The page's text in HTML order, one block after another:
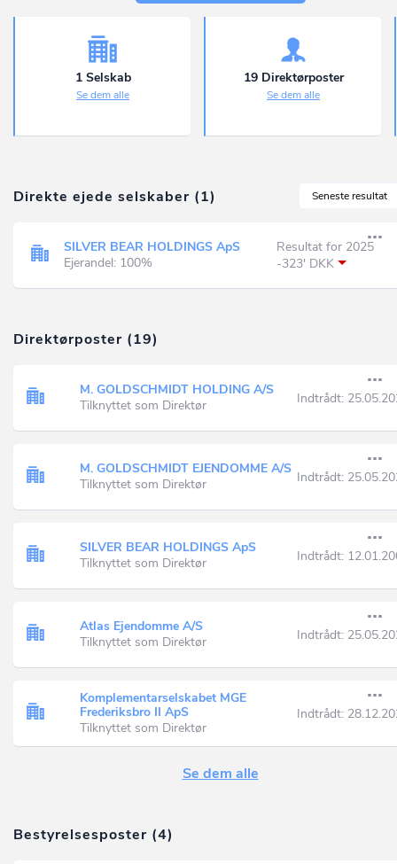
1 Selskab
Se dem alle
19 Direktørposter
Se dem alle
Seneste resultat
Direkte ejede selskaber (1)
SILVER BEAR HOLDINGS ApS
Ejerandel: 100%
Resultat for 2025
-323' DKK
Direktørposter (19)
M. GOLDSCHMIDT HOLDING A/S
Tilknyttet som Direktør
Indtrådt:
M. GOLDSCHMIDT EJENDOMME A/S
Tilknyttet som Direktør
Indtrådt:
SILVER BEAR HOLDINGS ApS
Tilknyttet som Direktør
Indtrådt:
Atlas Ejendomme A/S
Tilknyttet som Direktør
Indtrådt:
Komplementarselskabet MGE
Frederiksbro II ApS
Tilknyttet som Direktør
Indtrådt:
Se dem alle
Bestyrelsesposter (4)